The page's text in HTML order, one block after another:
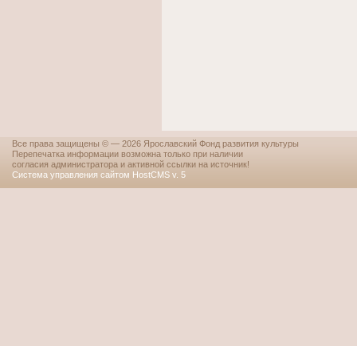
Все права защищены © — 2026 Ярославский Фонд развития культуры
Перепечатка информации возможна только при наличии
согласия администратора и активной ссылки на источник!
Система управления сайтом HostCMS v. 5